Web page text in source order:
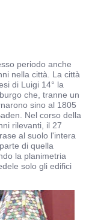
periodo anche
nella città. La città
di Luigi 14° la
che, tranne un
sino al 1805
Nel corso della
rilevanti, il 27
al suolo l'intera
di quella
la planimetria
solo gli edifici